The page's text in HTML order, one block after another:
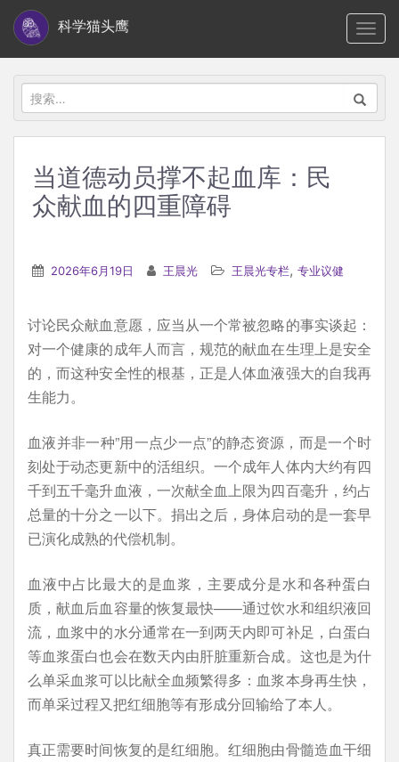
i
科学猫头鹰
搜
索：
当道德动员撑不起血库：民
众献血的四重障碍
2026年6月19日 王晨光 王晨光专栏, 专业议健
讨论民众献血意愿，应当从一个常被忽略的事实谈起：
对一个健康的成年人而言，规范的献血在生理上是安全
的，而这种安全性的根基，正是人体血液强大的自我再
生能力。
血液并非一种”用一点少一点”的静态资源，而是一个时
刻处于动态更新中的活组织。一个成年人体内大约有四
千到五千毫升血液，一次献全血上限为四百毫升，约占
总量的十分之一以下。捐出之后，身体启动的是一套早
已演化成熟的代偿机制。
血液中占比最大的是血浆，主要成分是水和各种蛋白
质，献血后血容量的恢复最快——通过饮水和组织液回
流，血浆中的水分通常在一到两天内即可补足，白蛋白
等血浆蛋白也会在数天内由肝脏重新合成。这也是为什
么单采血浆可以比献全血频繁得多：血浆本身再生快，
而单采过程又把红细胞等有形成分回输给了本人。
真正需要时间恢复的是红细胞。红细胞由骨髓造血干细